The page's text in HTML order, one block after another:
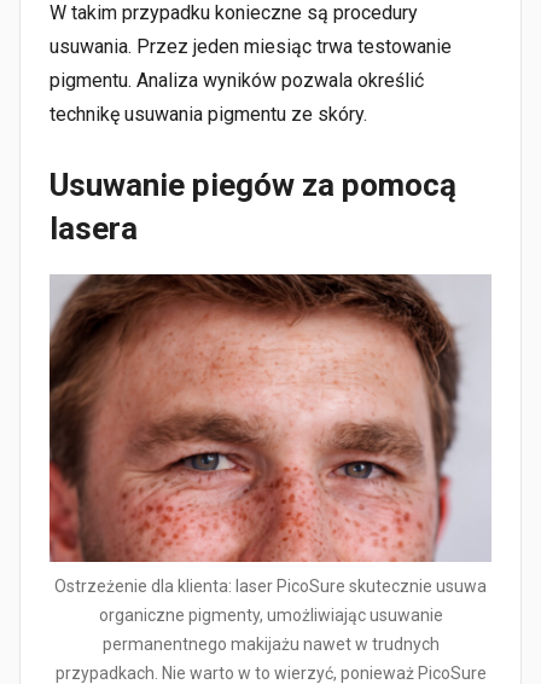
W takim przypadku konieczne są procedury
usuwania. Przez jeden miesiąc trwa testowanie
pigmentu. Analiza wyników pozwala określić
technikę usuwania pigmentu ze skóry.
Usuwanie piegów za pomocą
lasera
Ostrzeżenie dla klienta: laser PicoSure skutecznie usuwa
organiczne pigmenty, umożliwiając usuwanie
permanentnego makijażu nawet w trudnych
przypadkach. Nie warto w to wierzyć, ponieważ PicoSure